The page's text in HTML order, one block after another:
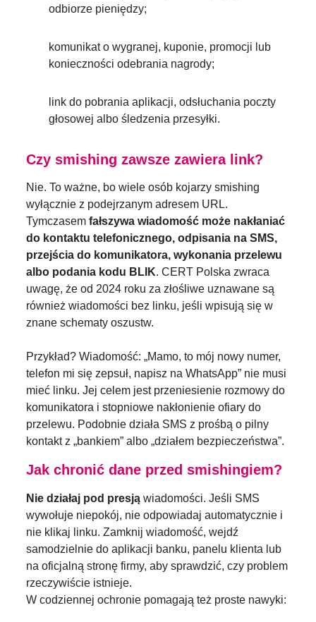
odbiorze pieniędzy;
komunikat o wygranej, kuponie, promocji lub
konieczności odebrania nagrody;
link do pobrania aplikacji, odsłuchania poczty
głosowej albo śledzenia przesyłki.
Czy smishing zawsze zawiera link?
Nie. To ważne, bo wiele osób kojarzy smishing
wyłącznie z podejrzanym adresem URL.
Tymczasemfałszywa wiadomość może nakłaniać
do kontaktu telefonicznego, odpisania na SMS,
przejścia do komunikatora, wykonania przelewu
albo podania kodu BLIK. CERT Polska zwraca
uwagę, że od 2024 roku za złośliwe uznawane są
również wiadomości bez linku, jeśli wpisują się w
znane schematy oszustw.
Przykład? Wiadomość: „Mamo, to mój nowy numer,
telefon mi się zepsuł, napisz na WhatsApp” nie musi
mieć linku. Jej celem jest przeniesienie rozmowy do
komunikatora i stopniowe nakłonienie ofiary do
przelewu. Podobnie działa SMS z prośbą o pilny
kontakt z „bankiem” albo „działem bezpieczeństwa”.
Jak chronić dane przed smishingiem?
Nie działaj pod presją wiadomości. Jeśli SMS
wywołuje niepokój, nie odpowiadaj automatycznie i
nie klikaj linku. Zamknij wiadomość, wejdź
samodzielnie do aplikacji banku, panelu klienta lub
na oficjalną stronę firmy, aby sprawdzić, czy problem
rzeczywiście istnieje.
W codziennej ochronie pomagają też proste nawyki: